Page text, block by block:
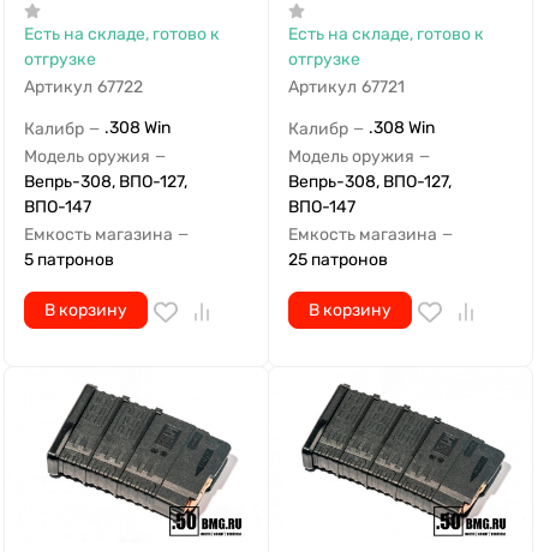
Есть на складе, готово к
отгрузке
Артикул 67722
Калибр — .308 Win
Модель оружия —
Вепрь-308, ВПО-127,
ВПО-147
Емкость магазина —
5 патронов
В корзину
Есть на складе, готово к
отгрузке
Артикул 67721
Калибр — .308 Win
Модель оружия —
Вепрь-308, ВПО-127,
ВПО-147
Емкость магазина —
25 патронов
В корзину